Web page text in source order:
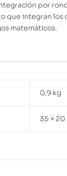
por
que integran
matemáticos.
0,9 kg
35 × 20